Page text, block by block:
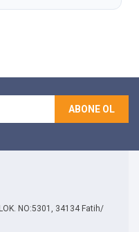
ABONE OL
NO:5301, 34134 Fatih/